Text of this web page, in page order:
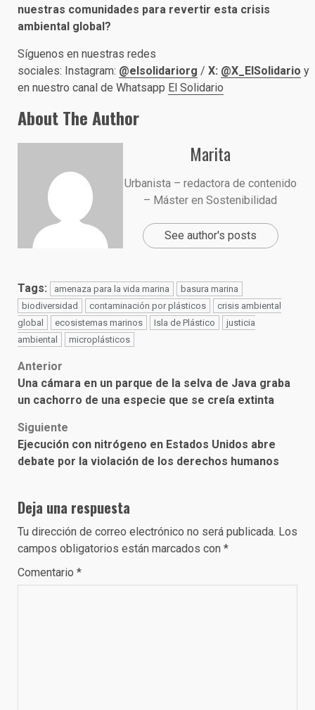
nuestras comunidades para revertir esta crisis
ambiental global?
Síguenos en nuestras redes
sociales: Instagram: @elsolidariorg / X: @X_ElSolidario y
en nuestro canal de Whatsapp El Solidario
About The Author
Marita
Urbanista – redactora de contenido
– Máster en Sostenibilidad
See author's posts
Tags: amenaza para la vida marina
basura marina
biodiversidad
contaminación por plásticos
crisis ambiental
global
ecosistemas marinos Isla de Plástico
justicia
ambiental
microplásticos
Post
navigation
Anterior
Una cámara en un parque de la selva de Java graba
un cachorro de una especie que se creía extinta
Siguiente
Ejecución con nitrógeno en Estados Unidos abre
debate por la violación de los derechos humanos
Deja una respuesta
Tu dirección de correo electrónico no será publicada. Los
campos obligatorios están marcados con *
Comentario *